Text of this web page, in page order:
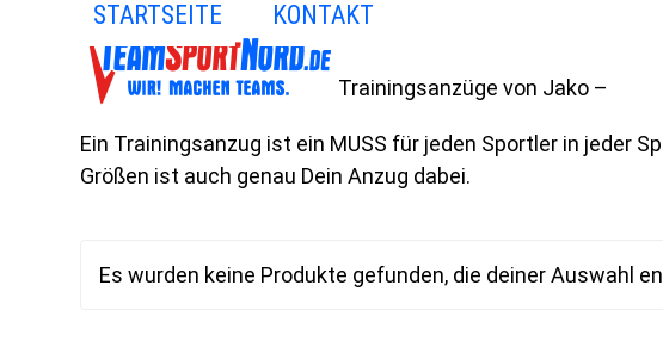
STARTSEITE KONTAKT
Trainingsanzüge von Jako –
Ein Trainingsanzug ist ein MUSS für jeden Sportler in jeder
Größen ist auch genau Dein Anzug dabei.
Es wurden keine Produkte gefunden, die deiner Auswahl